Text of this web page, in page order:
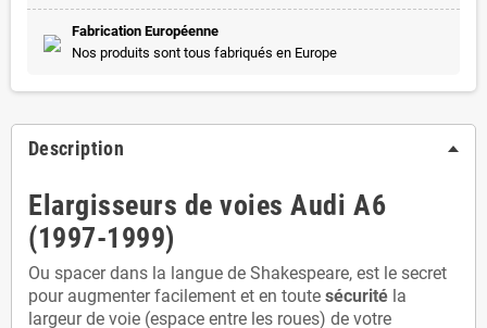
Fabrication Européenne
Nos produits sont tous fabriqués en Europe
Description
Elargisseurs de voies Audi A6
(1997-1999)
Ou spacer dans la langue de Shakespeare, est le secret
pour augmenter facilement et en toute sécurité la
largeur de voie (espace entre les roues) de votre